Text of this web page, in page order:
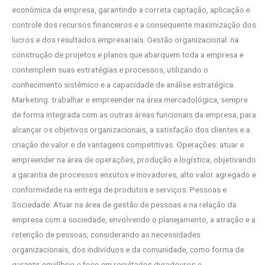
econômica da empresa, garantindo a correta captação, aplicação e
controle dos recursos financeiros e a consequente maximização dos
lucros e dos resultados empresariais. Gestão organizacional: na
construção de projetos e planos que abarquem toda a empresa e
contemplem suas estratégias e processos, utilizando o
conhecimento sistêmico e a capacidade de análise estratégica.
Marketing: trabalhar e empreender na área mercadológica, sempre
de forma integrada com as outras áreas funcionais da empresa, para
alcançar os objetivos organizacionais, a satisfação dos clientes e a
criação de valor e de vantagens competitivas. Operações: atuar e
empreender na área de operações, produção e logística, objetivando
a garantia de processos enxutos e inovadores, alto valor agregado e
conformidade na entrega de produtos e serviços. Pessoas e
Sociedade: Atuar na área de gestão de pessoas e na relação da
empresa com a sociedade, envolvendo o planejamento, a atração e a
retenção de pessoas, considerando as necessidades
organizacionais, dos indivíduos e da comunidade, como forma de